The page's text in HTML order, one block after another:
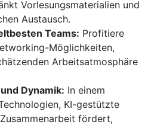
Vorlesungsmaterialien und
Austausch.
Teams: Profitiere
Möglichkeiten,
Arbeitsatmosphäre
Dynamik: In einem
KI-gestützte
fördert,